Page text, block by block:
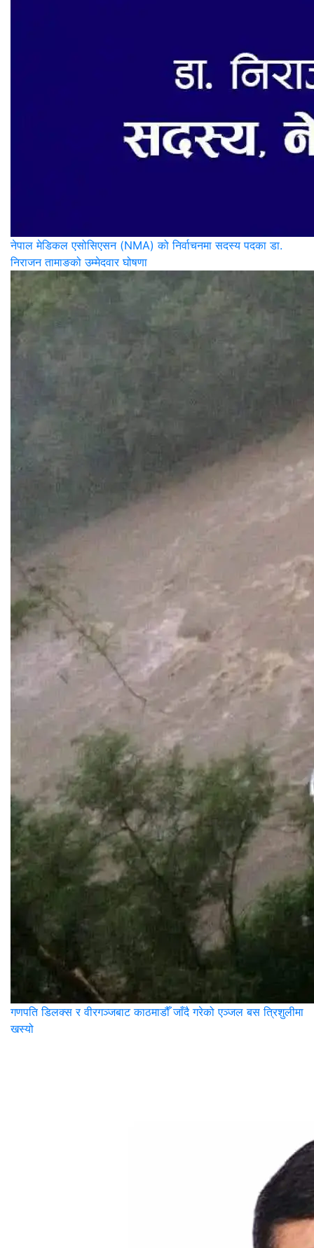
नेपाल मेडिकल एसोसिएसन (NMA) को निर्वाचनमा सदस्य पदका डा.
निराजन तामाङको उम्मेदवार घोषणा
गणपति डिलक्स र वीरगञ्जबाट काठमाडौँ जाँदै गरेको एञ्जल बस त्रिशुलीमा
खस्यो